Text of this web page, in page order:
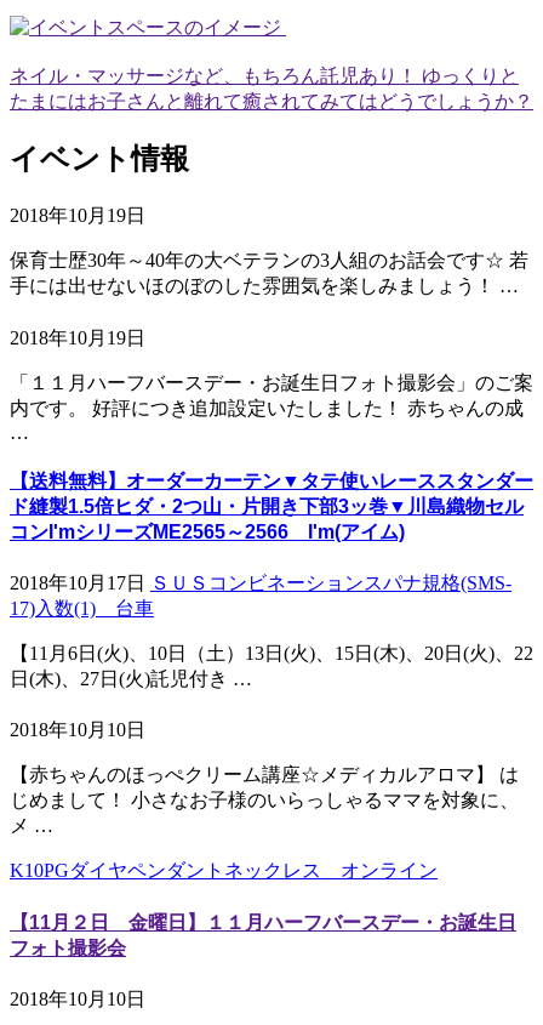
ネイル・マッサージなど、もちろん託児あり！ ゆっくりと
たまにはお子さんと離れて癒されてみてはどうでしょうか？
イベント情報
2018年10月19日
保育士歴30年～40年の大ベテランの3人組のお話会です☆ 若
手には出せないほのぼのした雰囲気を楽しみましょう！ …
2018年10月19日
「１１月ハーフバースデー・お誕生日フォト撮影会」のご案
内です。 好評につき追加設定いたしました！ 赤ちゃんの成
…
【送料無料】オーダーカーテン▼タテ使いレーススタンダー
ド縫製1.5倍ヒダ・2つ山・片開き下部3ッ巻▼川島織物セル
コンI'mシリーズME2565～2566 I'm(アイム)
2018年10月17日
ＳＵＳコンビネーションスパナ規格(SMS-
17)入数(1) 台車
【11月6日(火)、10日（土）13日(火)、15日(木)、20日(火)、22
日(木)、27日(火)託児付き …
2018年10月10日
【赤ちゃんのほっぺクリーム講座☆メディカルアロマ】 は
じめまして！ 小さなお子様のいらっしゃるママを対象に、
メ …
K10PGダイヤペンダントネックレス オンライン
【11月２日 金曜日】１１月ハーフバースデー・お誕生日
フォト撮影会
2018年10月10日